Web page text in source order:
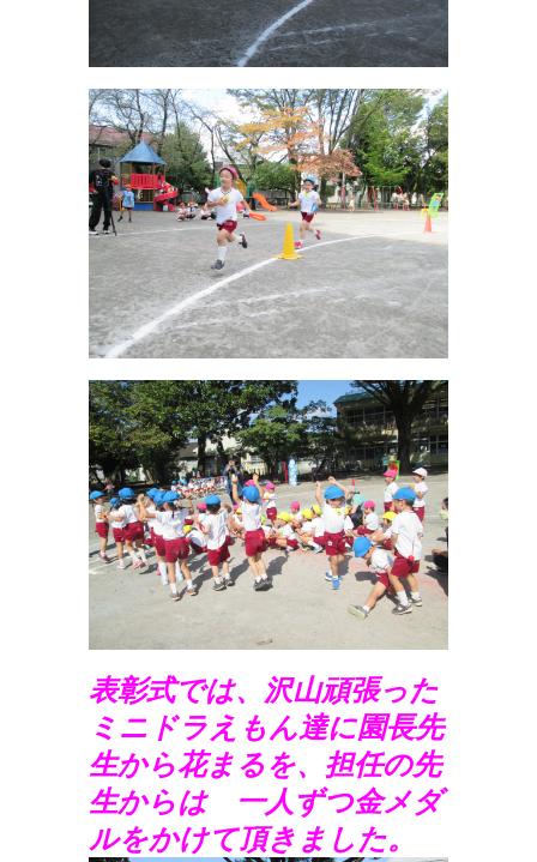
表彰式では、沢山頑張った
ミニドラえもん達に園長先
生から花まるを、担任の先
生からは 一人ずつ金メダ
ルをかけて頂きました。